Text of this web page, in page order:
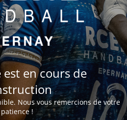
en cours de
Nous vous remercions de votre
patience !